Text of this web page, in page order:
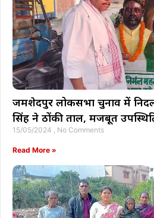
जमशेदपुर लोकसभा चुनाव में
सिंह ने ठोंकी ताल, मजबूत
15/05/2024 No Comments
Read More »